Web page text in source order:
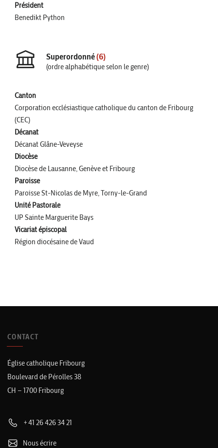
Président
Benedikt Python
Superordonné(6)
(ordre alphabétique selon le genre)
Canton
Corporation ecclésiastique catholique du canton de Fribourg
(CEC)
Décanat
Décanat Glâne-Veveyse
Diocèse
Diocèse de Lausanne, Genève et Fribourg
Paroisse
Paroisse St-Nicolas de Myre, Torny-le-Grand
Unité Pastorale
UP Sainte Marguerite Bays
Vicariat épiscopal
Région diocésaine de Vaud
CONTACT
Église catholique Fribourg
Boulevard de Pérolles 38
CH – 1700 Fribourg
+41 26 426 34 21
Nous écrire